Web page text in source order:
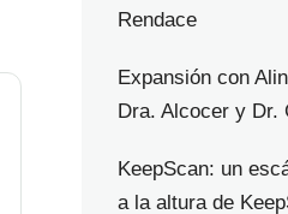
Rendace
Expansión con
Dra. Alcocer y Dr.
KeepScan: un
a la altura de